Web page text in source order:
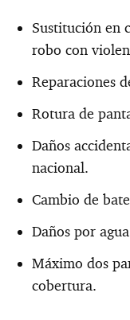
Sustitución en
robo con
Reparaciones
Rotura de
Daños
nacional.
Cambio de
Daños por
Máximo dos
cobertura.